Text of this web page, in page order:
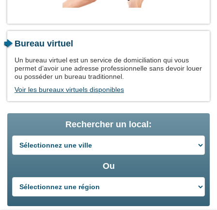
Bureau virtuel
Un bureau virtuel est un service de domiciliation qui vous
permet d’avoir une adresse professionnelle sans devoir louer
ou posséder un bureau traditionnel.
Voir les bureaux virtuels disponibles
Rechercher un local:
Ou